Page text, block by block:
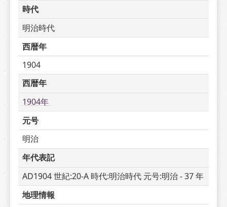
時代
明治時代
西暦年
1904
西暦年
1904年
元号
明治
年代表記
AD1904 世紀:20-A 時代:明治時代 元号:明治 - 37 年
地理情報